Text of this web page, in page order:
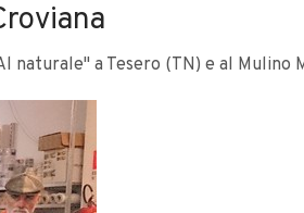
a Tesero (TN) e al Mulino